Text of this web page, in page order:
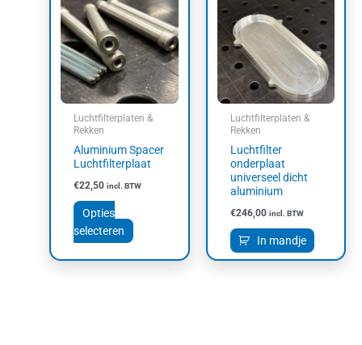
Luchtfilterplaten &
Rekken
Aluminium Spacer
Luchtfilterplaat
€22,50 incl. BTW
Opties
selecteren
heeft
meerdere
variaties.
Deze
optie
worden
op
de
Luchtfilterplaten &
Rekken
Luchtfilter
onderplaat
universeel dicht
aluminium
€246,00 incl. BTW
In mandje